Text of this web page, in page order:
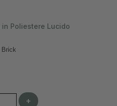
in Poliestere Lucido
Brick
+